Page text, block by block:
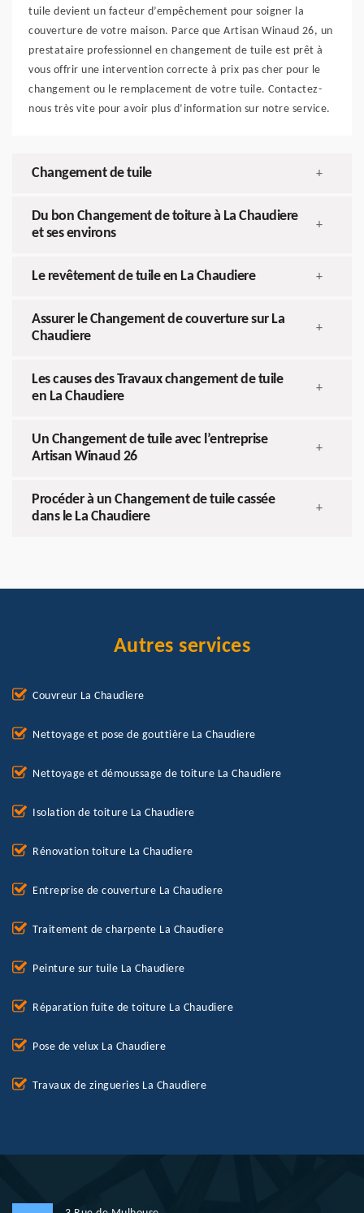
tuile devient un facteur d’empêchement pour soigner la
couverture de votre maison. Parce que Artisan Winaud 26, un
prestataire professionnel en changement de tuile est prêt à
vous offrir une intervention correcte à prix pas cher pour le
changement ou le remplacement de votre tuile. Contactez-
nous très vite pour avoir plus d’information sur notre service.
Changement de tuile +
Du bon Changement de toiture à La Chaudiere
et ses environs
+
Le revêtement de tuile en La Chaudiere +
Assurer le Changement de couverture sur La
Chaudiere
+
Les causes des Travaux changement de tuile
en La Chaudiere
+
Un Changement de tuile avec l’entreprise
Artisan Winaud 26
+
Procéder à un Changement de tuile cassée
dans le La Chaudiere
+
Autres services
Couvreur La Chaudiere
Nettoyage et pose de gouttière La Chaudiere
Nettoyage et démoussage de toiture La Chaudiere
Isolation de toiture La Chaudiere
Rénovation toiture La Chaudiere
Entreprise de couverture La Chaudiere
Traitement de charpente La Chaudiere
Peinture sur tuile La Chaudiere
Réparation fuite de toiture La Chaudiere
Pose de velux La Chaudiere
Travaux de zingueries La Chaudiere